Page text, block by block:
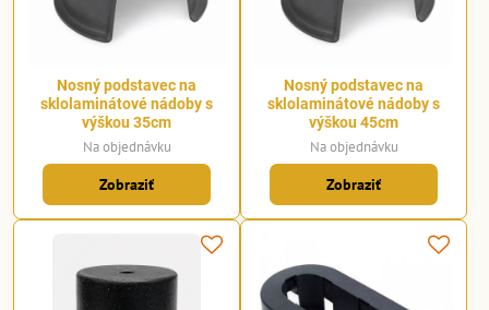
Nosný podstavec na
sklolaminátové nádoby s
výškou 35cm
Na objednávku
Zobraziť
Nosný podstavec na
sklolaminátové nádoby s
výškou 45cm
Na objednávku
Zobraziť